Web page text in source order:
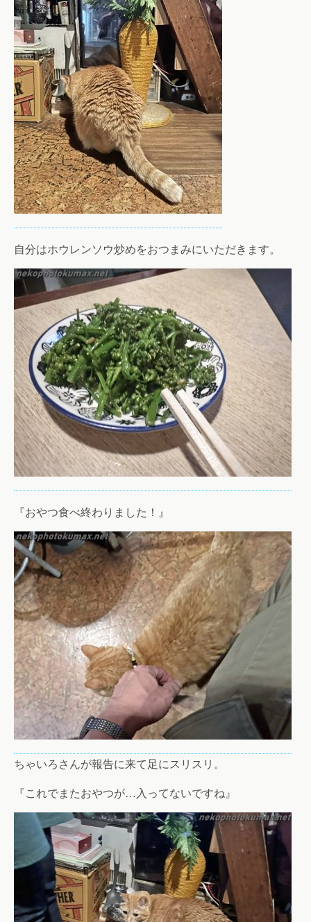
自分はホウレンソウ炒めをおつまみにいただきます。
『おやつ食べ終わりました！』
ちゃいろさんが報告に来て足にスリスリ。
『これでまたおやつが…入ってないですね』